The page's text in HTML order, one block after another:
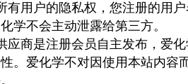
有用户的隐私权，您注册的用
学不会主动泄露给第三方。
应商是注册会员自主发布，爱
。爱化学不对因使用本站内容